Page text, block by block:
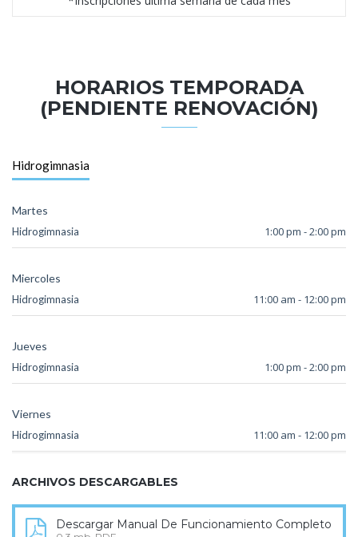
HORARIOS TEMPORADA
(PENDIENTE RENOVACIÓN)
Hidrogimnasia
Martes
Hidrogimnasia 1:00 pm - 2:00 pm
Miercoles
Hidrogimnasia 11:00 am - 12:00 pm
Jueves
Hidrogimnasia 1:00 pm - 2:00 pm
Viernes
Hidrogimnasia 11:00 am - 12:00 pm
ARCHIVOS DESCARGABLES
Descargar Manual De Funcionamiento Completo